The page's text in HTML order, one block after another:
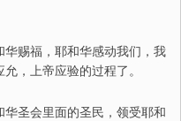
华赐福，耶和华感动我们，我
，上帝应验的过程了。
圣会里面的圣民，领受耶和